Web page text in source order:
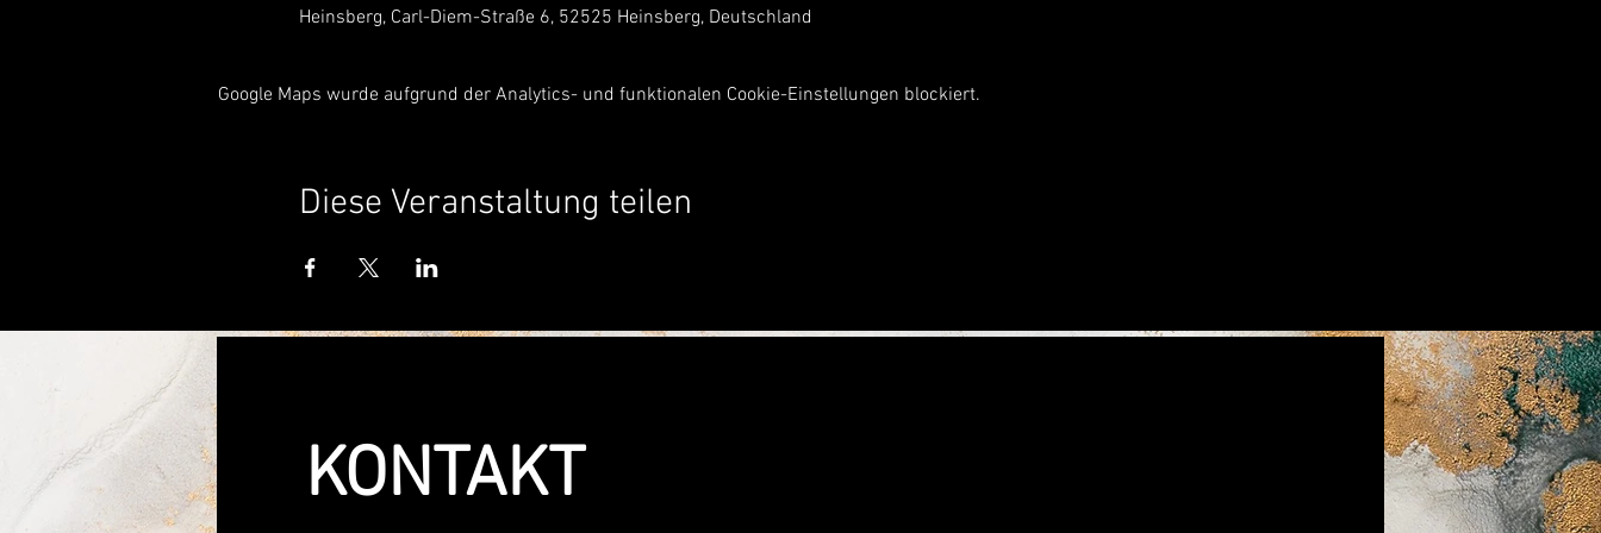
Heinsberg, Carl-Diem-Straße 6, 52525 Heinsberg, Deutschland
Google Maps wurde aufgrund der Analytics- und funktionalen Cookie-Einstellungen blockiert.
Diese Veranstaltung teilen
KONTAKT